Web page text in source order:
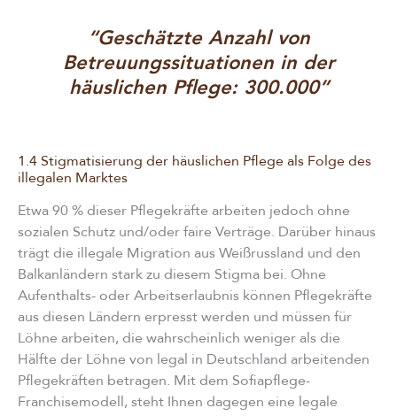
“Geschätzte Anzahl von
Betreuungssituationen in der
häuslichen Pflege: 300.000”
1.4 Stigmatisierung der häuslichen Pflege als Folge des
illegalen Marktes
Etwa 90 % dieser Pflegekräfte arbeiten jedoch ohne
sozialen Schutz und/oder faire Verträge. Darüber hinaus
trägt die illegale Migration aus Weißrussland und den
Balkanländern stark zu diesem Stigma bei. Ohne
Aufenthalts- oder Arbeitserlaubnis können Pflegekräfte
aus diesen Ländern erpresst werden und müssen für
Löhne arbeiten, die wahrscheinlich weniger als die
Hälfte der Löhne von legal in Deutschland arbeitenden
Pflegekräften betragen. Mit dem Sofiapflege-
Franchisemodell, steht Ihnen dagegen eine legale